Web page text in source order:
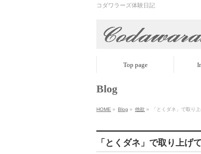
コダワラーズ体験日記
Top page
Blog
HOME » Blog » 他欲 » 「とくダネ」で取り
「とくダネ」で取り上げ